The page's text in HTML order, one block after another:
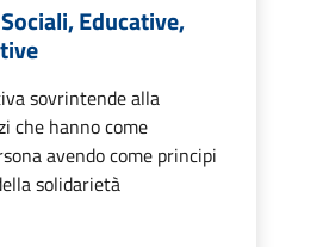
Educative,
sovrintende alla
che hanno come
avendo come principi
solidarietà